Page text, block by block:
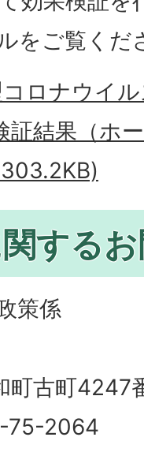
をご覧くだ
ロナウイ
証結果（ホ
する
策係
町古町4247
75-2064